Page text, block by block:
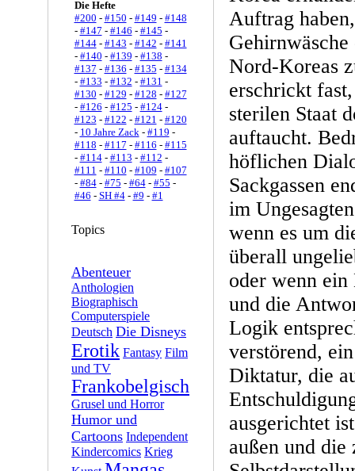
Die Hefte
#200 - #150 - #149 - #148
- #147 - #146 - #145 -
#144- #143 - #142 - #141
- #140 - #139 - #138 -
#137 - #136 - #135 - #134
- #133 - #132 - #131 -
#130 - #129 - #128 - #127
- #126 - #125 - #124-
#123 - #122 - #121 - #120
- 10 Jahre Zack- #119 -
#118 - #117 - #116 - #115
- #114- #113 - #112 -
#111 - #110 - #109 - #107
- #84- #75 - #64- #55 -
#46 - SH #4- #9 - #1
Topics
Abenteuer
Anthologien
Biographisch
Computerspiele
Deutsch Die Disneys
Erotik Fantasy Film
und TV
Frankobelgisch
Grusel und Horror
Humor und
Cartoons Independent
Kindercomics Krieg
Auftrag
Nord-Koreas
erschrickt
sterilen Staat
auftaucht.
höflichen
Sackgassen
im
wenn es um
überall
oder wenn
und die
Logik
verstörend,
Diktatur, die
ausgerichtet
außen und die